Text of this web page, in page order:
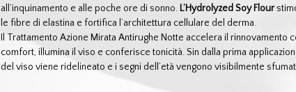
all’inquinamento e alle poche ore di sonno. L’Hydrolyzed Soy Flour
le fibre di elastina e fortifica l’architettura cellulare del derma.
Il Trattamento Azione Mirata Antirughe Notte accelera il rinnovamento
comfort, illumina il viso e conferisce tonicità. Sin dalla prima
del viso viene ridelineato e i segni dell’età vengono visibilmente